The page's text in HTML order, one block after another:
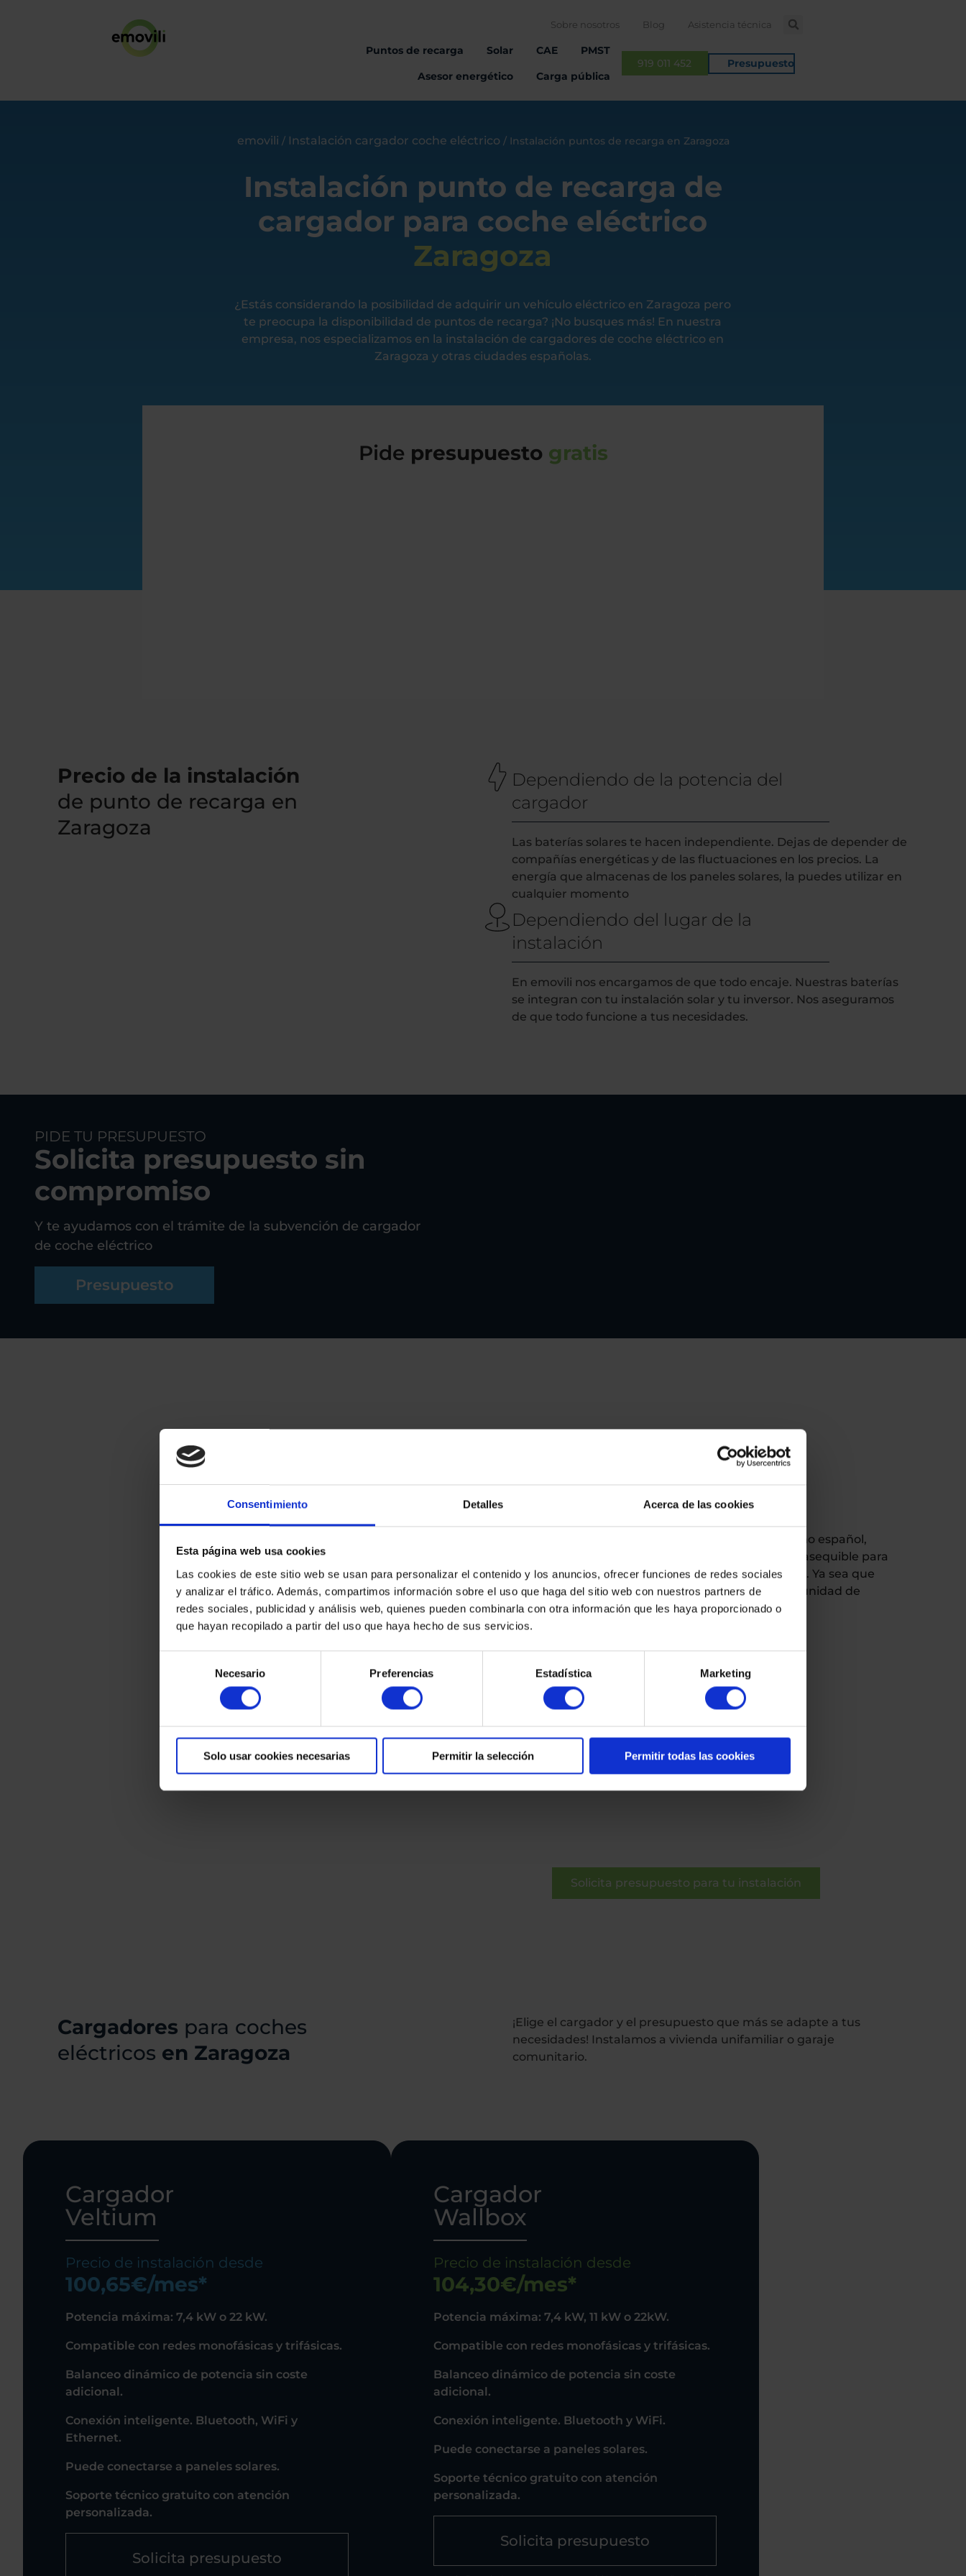
Consentimiento Detalles Acerca de las cookies
Esta página web usa cookies
Las cookies de este sitio web se usan para personalizar el contenido y los anuncios, ofrecer funciones de redes sociales
y analizar el tráfico. Además, compartimos información sobre el uso que haga del sitio web con nuestros partners de
redes sociales, publicidad y análisis web, quienes pueden combinarla con otra información que les haya proporcionado o
que hayan recopilado a partir del uso que haya hecho de sus servicios.
consentimiento
Necesario Preferencias Estadística Marketing
Solo usar cookies necesarias Permitir la selección Permitir todas las cookies
Sobre nosotros Blog Asistencia técnica
Puntos de recarga Solar CAE
PMST
Asesor energético
Carga pública
919 011 452 Presupuesto
emovili / Instalación cargador coche eléctrico / Instalación puntos de recarga en Zaragoza
Instalación punto de recarga de
cargador para coche eléctrico
Zaragoza
¿Estás considerando la posibilidad de adquirir un vehículo eléctrico en Zaragoza pero
te preocupa la disponibilidad de puntos de recarga? ¡No busques más! En nuestra
empresa, nos especializamos en la instalación de cargadores de coche eléctrico en
Zaragoza y otras ciudades españolas.
Pide presupuesto gratis
Precio de la instalación
de punto de recarga en
Zaragoza
Dependiendo de la potencia del
cargador
Las baterías solares te hacen independiente. Dejas de depender de
compañías energéticas y de las fluctuaciones en los precios. La
energía que almacenas de los paneles solares, la puedes utilizar en
cualquier momento
Dependiendo del lugar de la
instalación
En emovili nos encargamos de que todo encaje. Nuestras baterías
se integran con tu instalación solar y tu inversor. Nos aseguramos
de que todo funcione a tus necesidades.
PIDE TU PRESUPUESTO
Solicita presupuesto sin
compromiso
Y te ayudamos con el trámite de la subvención de cargador
de coche eléctrico
Presupuesto
puntos
Zaragoza
Con el respaldo del Plan MOVES del gobierno español,
podemos ofrecerte una solución integral y asequible para
tu cargador de coche eléctrico en Zaragoza. Ya sea que
seas un particular, un autónomo, una comunidad de
propietarios o una empresa.
Solicita presupuesto para tu instalación
Cargadores para coches
eléctricos en Zaragoza
¡Elige el cargador y el presupuesto que más se adapte a tus
necesidades! Instalamos a vivienda unifamiliar o garaje
comunitario.
Cargador
Veltium
Precio de instalación desde
100,65€/mes*
Potencia máxima: 7,4 kW o 22 kW.
Compatible con redes monofásicas y trifásicas.
Balanceo dinámico de potencia sin coste
adicional.
Conexión inteligente. Bluetooth, WiFi y
Ethernet.
Puede conectarse a paneles solares.
Soporte técnico gratuito con atención
personalizada.
Solicita presupuesto
Cargador
Wallbox
Precio de instalación desde
104,30€/mes*
Potencia máxima: 7,4 kW, 11 kW o 22kW.
Compatible con redes monofásicas y trifásicas.
Balanceo dinámico de potencia sin coste
adicional.
Conexión inteligente. Bluetooth y WiFi.
Puede conectarse a paneles solares.
Soporte técnico gratuito con atención
personalizada.
Solicita presupuesto